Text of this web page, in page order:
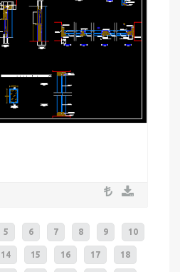
5 6 7 8 9 10
14 15 16 17 18